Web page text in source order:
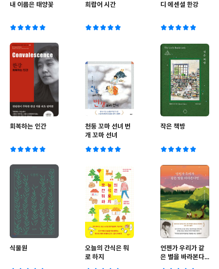
내 이름은 태양꽃 희랍어 시간 디 에센셜 한강
회복하는 인간
천둥 꼬마 선녀 번
개 꼬마 선녀
작은 책방
식물원
오늘의 간식은 뭐
로 하지
언젠가 우리가 같
은 별을 바라본다